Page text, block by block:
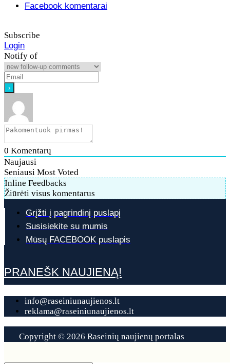
Facebook komentarai
Subscribe
Login
Notify of
0 Komentarų
Naujausi
Seniausi Most Voted
Inline Feedbacks
Žiūrėti visus komentarus
Grįžti į pagrindinį puslapį
Susisiekite su mumis
Mūsų FACEBOOK puslapis
PRANEŠK NAUJIENĄ!
info@raseiniunaujienos.lt
reklama@raseiniunaujienos.lt
Copyright © 2026 Raseinių naujienų portalas
Contact